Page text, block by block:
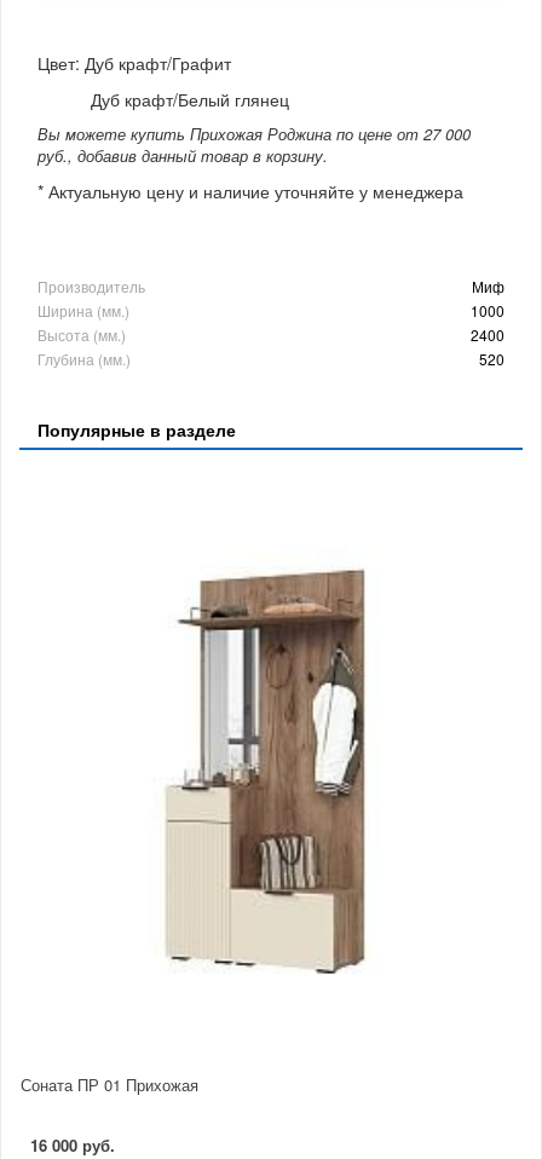
Цвет: Дуб крафт/Графит
Дуб крафт/Белый глянец
Вы можете купить Прихожая Роджина по цене от 27 000
руб., добавив данный товар в корзину.
* Актуальную цену и наличие уточняйте у менеджера
Производитель
Миф
Ширина (мм.)
1000
Высота (мм.)
2400
Глубина (мм.)
520
Популярные в разделе
Соната ПР 01 Прихожая
16 000 руб.